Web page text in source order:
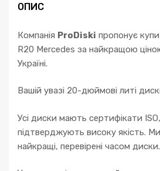
ОПИС
Компанія ProDiski пропонує
R20 Mercedes за найкращою
Україні.
Вашій увазі 20-дюймові литі
Усі диски мають сертифікати
підтверджують високу якість.
найкращі, перевірені часом диски.